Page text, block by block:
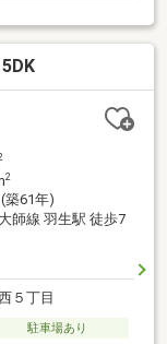
2
築61年)
師線 羽生駅 徒歩7
５丁目
駐車場あり